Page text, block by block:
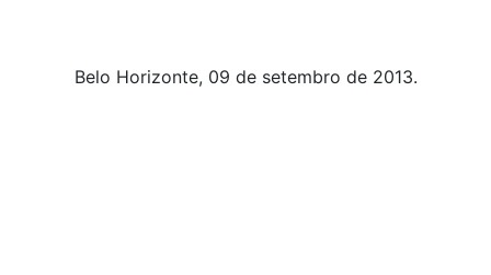
Belo Horizonte, 09 de setembro de 2013.